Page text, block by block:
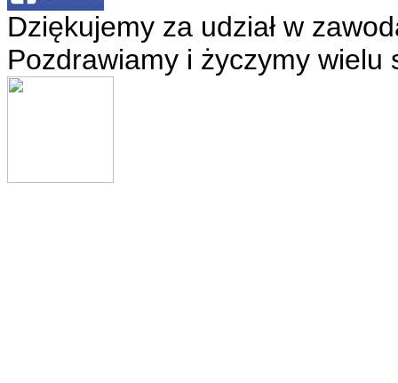
Dziękujemy za udział w
Pozdrawiamy i życzymy wielu